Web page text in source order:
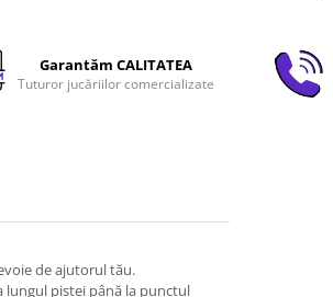
Garantăm CALITATEA
Tuturor jucăriilor comercializate
de ajutorul tău.
lungul pistei până la punctul